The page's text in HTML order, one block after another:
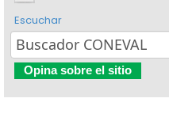
Escuchar
Opina sobre el sitio